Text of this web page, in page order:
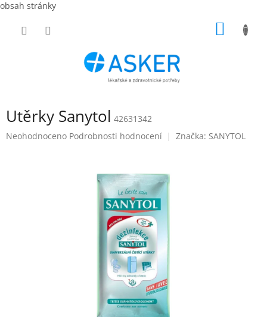
obsah stránky
Utěrky Sanytol 42631342
Průměrné
Neohodnoceno Podrobnosti hodnocení Značka: SANYTOL